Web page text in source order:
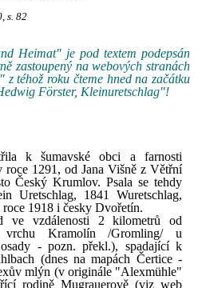
s. 82
Heimat" je pod textem podepsán
zastoupený na webových stranách
téhož roku čteme hned na začátku
Förster, Kleinuretschlag"!
k šumavské obci a farnosti
roce 1291, od Jana Višně z Větřní
Český Krumlov. Psala se tehdy
Uretschlag, 1841 Wuretschlag,
1918 i česky Dvořetín.
ve vzdálenosti 2 kilometrů od
Kramolín /Gromling/ u
- pozn. překl.), spadající k
(dnes na mapách Čertice -
mlýn (v originále "Alexmühle"
rodině Mugrauerově (viz web